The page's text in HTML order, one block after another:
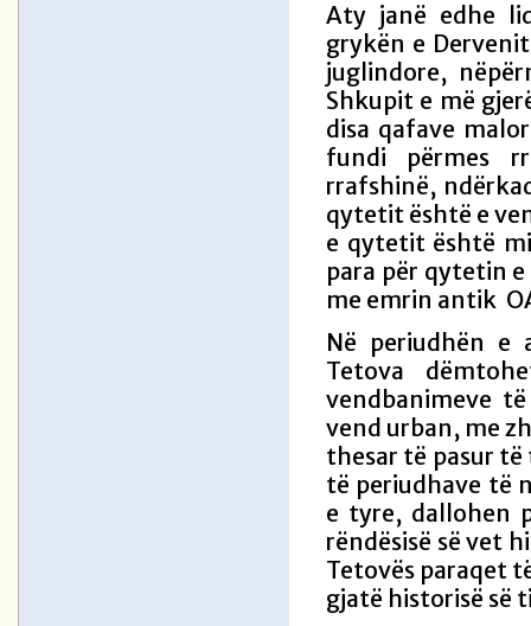
Aty janë edhe
grykën e
juglindore,
Shkupit e më
disa qafave
fundi përmes
rrafshinë,
qytetit është e
e qytetit është
para për qytetin
me emrin antik
Në periudhën e
Tetova
vendbanimeve
vend urban, me
thesar të pasur
të periudhave të
e tyre, dallohen
rëndësisë së vet
Tetovës paraqet
gjatë historisë së